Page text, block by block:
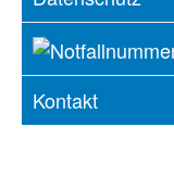
Kontakt